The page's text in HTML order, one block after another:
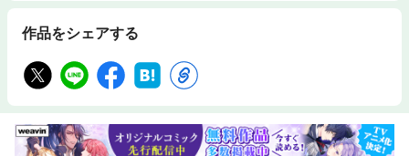
作品をシェアする